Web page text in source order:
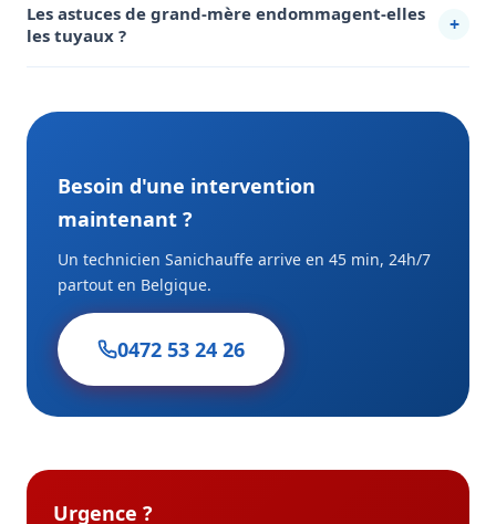
évite la récidive pendant 12-24 mois.
Les astuces de grand-mère endommagent-elles
les tuyaux ?
+
fragiliser les vieux joints plastiques — alternez avec de
l'eau chaude standard.
Besoin d'une intervention
maintenant ?
Un technicien Sanichauffe arrive en 45 min, 24h/7
partout en Belgique.
0472 53 24 26
Urgence ?